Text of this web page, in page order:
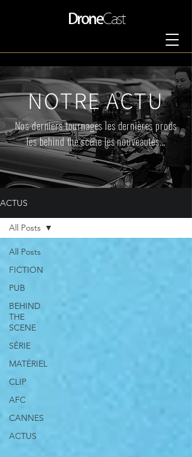
DroneCast
NOTRE ACTU
Nos derniers tournages les dernières prods
les behind the scène les nouveautés…
ACTUS
All Posts
FICTION
PUB
BEHIND
THE
SCENE
SÉRIE
MATÉRIEL
CLIP
AFC
CANNES
ACTUS
All Posts